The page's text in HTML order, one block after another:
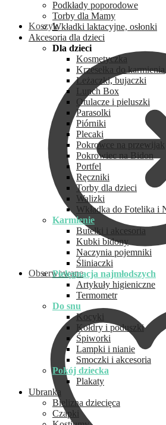
Koszyk
Obserwowane
Podkłady poporodowe
Torby dla Mamy
Wkładki laktacyjne, osłonki
Akcesoria dla dzieci
Dla dzieci
Kosmetyczka
Krzesełka do karmienia
Leżaczki, bujaczki
Lunch Box
Otulacze i pieluszki
Parasolki
Piórniki
Plecaki
Pokrowce na przewijak
Pokrowiec na Bidon
Portfel
Ręczniki
Torby dla dzieci
Walizki
Wkładka do Fotelika i
Karmienie
Butelki i akcesoria
Kubki bidony
Naczynia pojemniki
Śliniaczki
Pielęgnacja najmłodszych
Artykuły higieniczne
Termometr
Do snu
Kocyki
Kołdry i poduszki
Śpiworki
Lampki i nianie
Smoczki i akcesoria
Pokój dziecka
Plakaty
Ubranka
Bielizna dziecięca
Czapki